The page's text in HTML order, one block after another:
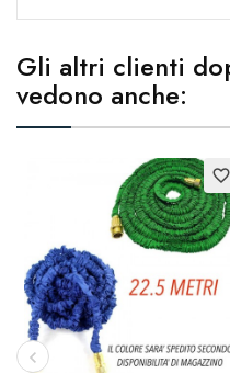
Gli altri clienti
vedono anche:
favorite_border